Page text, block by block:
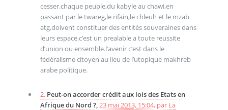
cesser.chaque peuple,du kabyle au chawi,en
passant par le twareg,le rifain,le chleuh et le mzab
atg,doivent constituer des entités souveraines dans
leurs espace.c’est un prealable a toute reussite
d’union ou ensemble.l’avenir c’est dans le
fédéralisme citoyen au lieu de l’utopique makhreb
arabe politique.
2. Peut-on accorder crédit aux lois des Etats en
Afrique du Nord ?,23 mai 2013, 15:04, par La